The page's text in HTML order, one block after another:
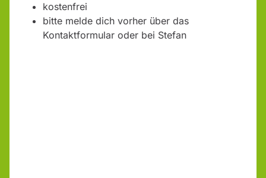
kostenfrei
bitte melde dich vorher über das
Kontaktformular oder bei Stefan